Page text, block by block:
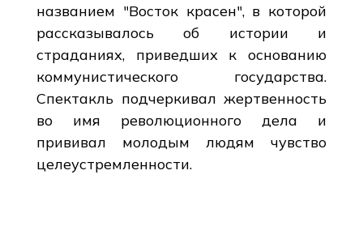
названием "Восток красен", в которой
рассказывалось об истории и
страданиях, приведших к основанию
коммунистического государства.
Спектакль подчеркивал жертвенность
во имя революционного дела и
прививал молодым людям чувство
целеустремленности.